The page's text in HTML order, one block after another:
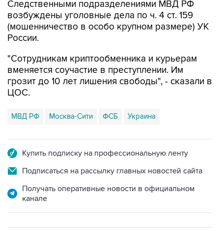
(мошенничество в особо крупном размере) УК
России.
"Сотрудникам криптообменника и курьерам
грозит до 10 лет лишения свободы", - сказали в
ЦОС.
МВД РФ
Подписаться на рассылку главных новостей сайта
Получать оперативные новости в официальном